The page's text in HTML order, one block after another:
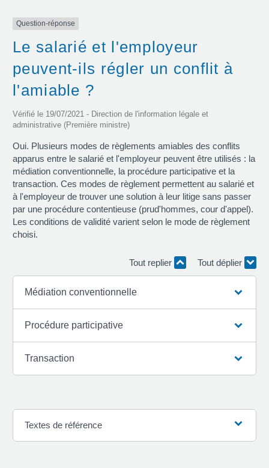
Question-réponse
Le salarié et l'employeur
peuvent-ils régler un conflit à
l'amiable ?
Vérifié le 19/07/2021 - Direction de l'information légale et
administrative (Première ministre)
Oui. Plusieurs modes de règlements amiables des conflits
apparus entre le salarié et l'employeur peuvent être utilisés : la
médiation conventionnelle, la procédure participative et la
transaction. Ces modes de règlement permettent au salarié et
à l'employeur de trouver une solution à leur litige sans passer
par une procédure contentieuse (prud'hommes, cour d'appel).
Les conditions de validité varient selon le mode de règlement
choisi.
Tout replier Tout déplier
Médiation conventionnelle
Procédure participative
Transaction
Textes de référence